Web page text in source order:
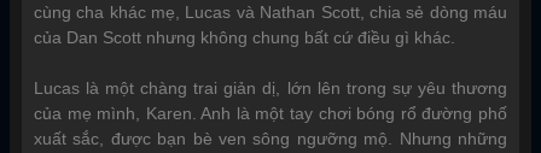
cùng cha khác mẹ, Lucas và Nathan Scott, chia sẻ dòng máu
của Dan Scott nhưng không chung bất cứ điều gì khác.
Lucas là một chàng trai giản dị, lớn lên trong sự yêu thương
của mẹ mình, Karen. Anh là một tay chơi bóng rổ đường phố
xuất sắc, được bạn bè ven sông ngưỡng mộ. Nhưng những